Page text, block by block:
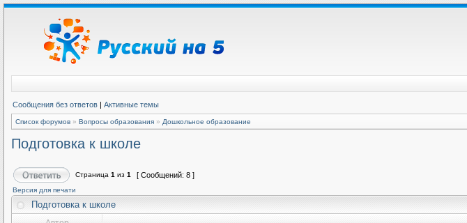
Сообщения без ответов | Активные темы
Список форумов » Вопросы образования » Дошкольное образование
Подготовка к школе
Страница 1 из 1 [ Сообщений: 8 ]
Версия для печати
Подготовка к школе